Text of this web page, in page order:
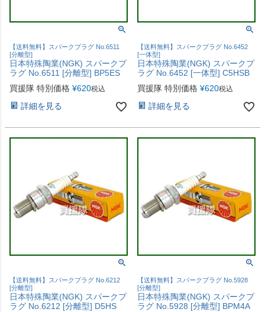
【送料無料】スパークプラグ No.6511
[分離型]
日本特殊陶業(NGK) スパークプ
ラグ No.6511 [分離型] BP5ES
買援隊 特別価格 ¥620税込
詳細を見る
【送料無料】スパークプラグ No.6452
[一体型]
日本特殊陶業(NGK) スパークプ
ラグ No.6452 [一体型] C5HSB
買援隊 特別価格 ¥620税込
詳細を見る
【送料無料】スパークプラグ No.6212
[分離型]
日本特殊陶業(NGK) スパークプ
ラグ No.6212 [分離型] D5HS
【送料無料】スパークプラグ No.5928
[分離型]
日本特殊陶業(NGK) スパークプ
ラグ No.5928 [分離型] BPM4A